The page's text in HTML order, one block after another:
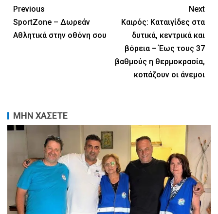
Previous
SportZone – Δωρεάν
Αθλητικά στην οθόνη σου
Next
Καιρός: Καταιγίδες στα
δυτικά, κεντρικά και
βόρεια – Έως τους 37
βαθμούς η θερμοκρασία,
κοπάζουν οι άνεμοι
ΜΗΝ ΧΑΣΕΤΕ